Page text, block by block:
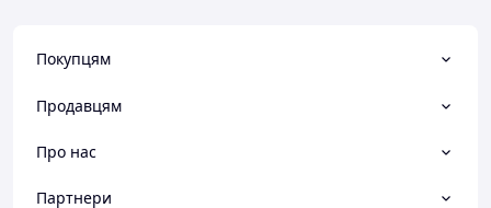
Покупцям
Продавцям
Про нас
Партнери